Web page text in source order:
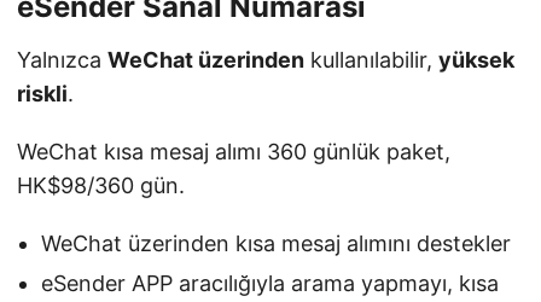
eSender Sanal Numarası
Yalnızca WeChat üzerinden kullanılabilir, yüksek
riskli.
WeChat kısa mesaj alımı 360 günlük paket,
HK$98/360 gün.
WeChat üzerinden kısa mesaj alımını destekler
eSender APP aracılığıyla arama yapmayı, kısa